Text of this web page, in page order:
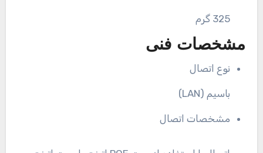
325 گرم
مشخصات فنی
نوع اتصال
باسیم (LAN)
مشخصات اتصال